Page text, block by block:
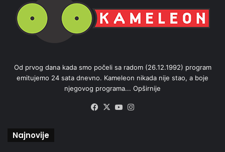
Od prvog dana kada smo počeli sa radom (26.12.1992) program
emitujemo 24 sata dnevno. Kameleon nikada nije stao, a boje
njegovog programa... Opširnije
Facebook
X YouTube
Najnovije